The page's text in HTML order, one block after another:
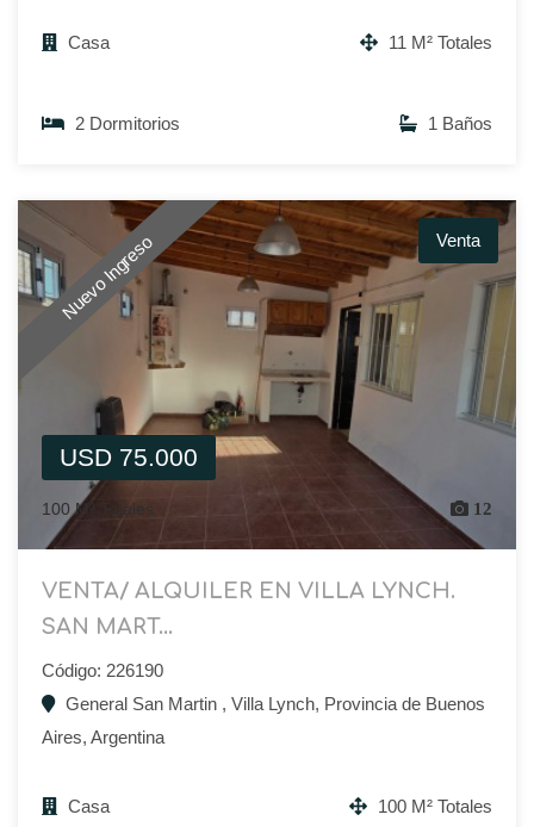
Casa 11 M² Totales
2 Dormitorios 1 Baños
Nuevo Ingreso Venta
USD 75.000
100 M² Totales 12
VENTA/ ALQUILER EN VILLA LYNCH.
SAN MART...
Código: 226190
General San Martin , Villa Lynch, Provincia de Buenos
Aires, Argentina
Casa 100 M² Totales